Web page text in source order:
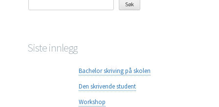
Søk
Siste innlegg
Bachelor skriving på skolen
Den skrivende student
Workshop